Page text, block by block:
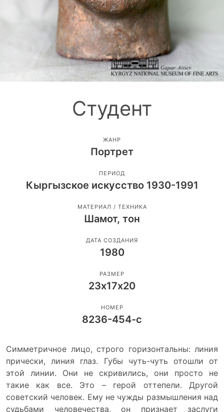
Студент
ЖАНР
Портрет
ПЕРИОД
Кыргызское искусство 1930-1991
МАТЕРИАЛ / ТЕХНИКА
Шамот, тон
ДАТА СОЗДАНИЯ
1980
РАЗМЕР
23х17х20
НОМЕР
8236-454-с
Симметричное лицо, строго горизонтальны: линия
прически, линия глаз. Губы чуть-чуть отошли от
этой линии. Они не скривились, они просто не
такие как все. Это – герой оттепели. Другой
советский человек. Ему не чужды размышления над
судьбами человечества, он признает заслуги